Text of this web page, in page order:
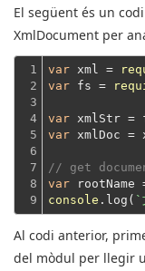
El següent és un
XmlDocument per
1
2
3
4
5
6
7
8
9
var xml =
var fs =
var xmlStr =
var xmlDoc =
// get
var
console .log( `
Al codi anterior,
del mòdul per llegir